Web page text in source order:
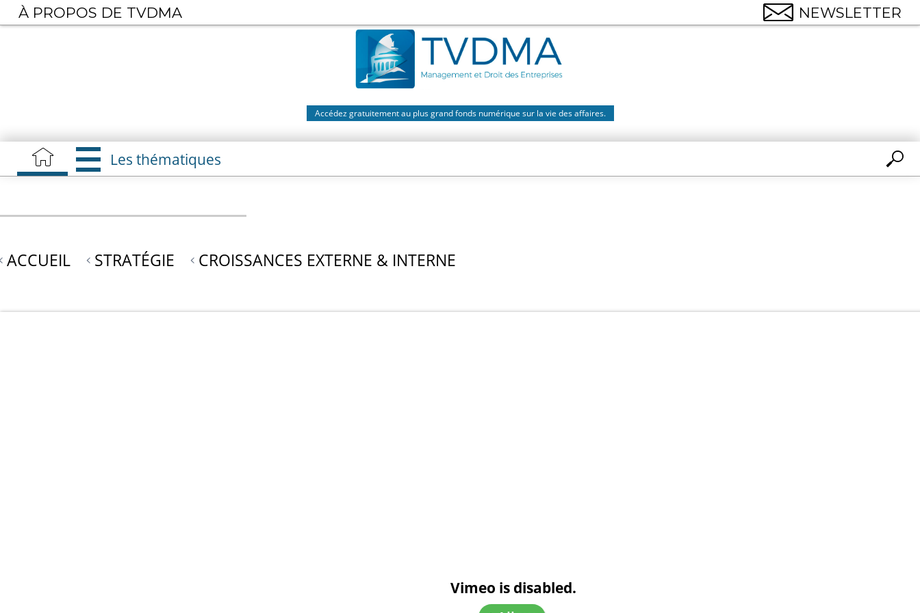
Aller
au
Accédez gratuitement au plus grand fonds numérique sur la vie des affaires.
Les thématiques
ACCUEIL STRATÉGIE CROISSANCES EXTERNE & INTERNE
Vimeo is disabled.
À PROPOS DE TVDMA NEWSLETTER